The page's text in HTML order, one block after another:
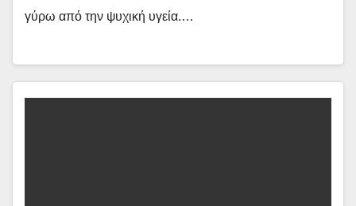
γύρω από την ψυχική υγεία.…